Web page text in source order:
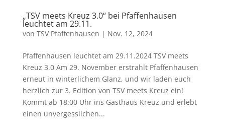
„TSV meets Kreuz 3.0“ bei Pfaffenhausen
leuchtet am 29.11.
von TSV Pfaffenhausen | Nov. 12, 2024
Pfaffenhausen leuchtet am 29.11.2024 TSV meets
Kreuz 3.0 Am 29. November erstrahlt Pfaffenhausen
erneut in winterlichem Glanz, und wir laden euch
herzlich zur 3. Edition von TSV meets Kreuz ein!
Kommt ab 18:00 Uhr ins Gasthaus Kreuz und erlebt
einen unvergesslichen...